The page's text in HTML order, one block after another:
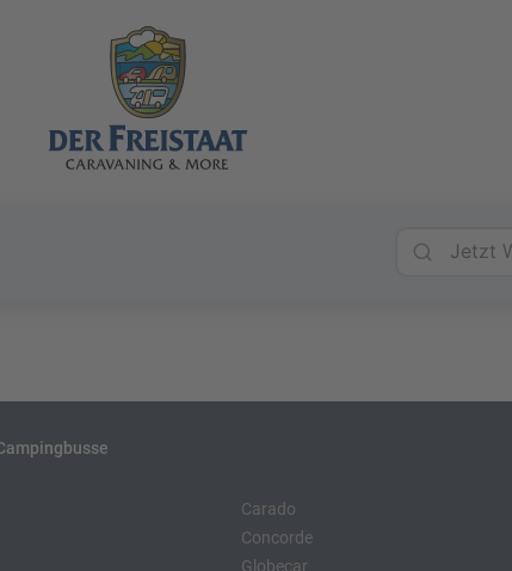
Carado
Concorde
Globecar